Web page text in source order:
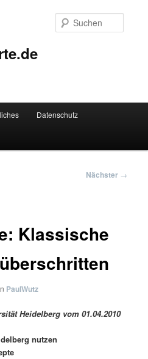
Datenschutz
Nächster →
Klassische
PaulWutz
Heidelberg vom 01.04.2010
nutzen